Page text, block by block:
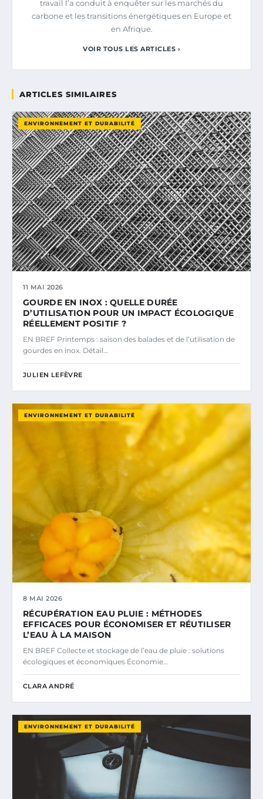
travail l’a conduit à enquêter sur les marchés du
carbone et les transitions énergétiques en Europe et
en Afrique.
VOIR TOUS LES ARTICLES ›
ARTICLES SIMILAIRES
ENVIRONNEMENT ET DURABILITÉ
11 MAI 2026
GOURDE EN INOX : QUELLE DURÉE
D’UTILISATION POUR UN IMPACT ÉCOLOGIQUE
RÉELLEMENT POSITIF ?
EN BREF Printemps : saison des balades et de l’utilisation de
gourdes en inox. Détail…
JULIEN LEFÈVRE
ENVIRONNEMENT ET DURABILITÉ
8 MAI 2026
RÉCUPÉRATION EAU PLUIE : MÉTHODES
EFFICACES POUR ÉCONOMISER ET RÉUTILISER
L’EAU À LA MAISON
EN BREF Collecte et stockage de l’eau de pluie : solutions
écologiques et économiques Économie…
CLARA ANDRÉ
ENVIRONNEMENT ET DURABILITÉ